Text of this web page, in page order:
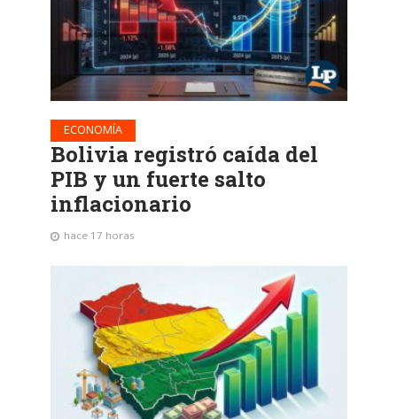
ECONOMÍA
Bolivia registró caída del
PIB y un fuerte salto
inflacionario
hace 17 horas